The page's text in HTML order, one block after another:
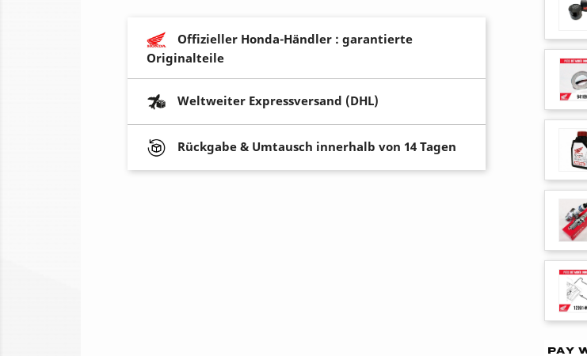
Offizieller Honda-Händler : garantierte
Originalteile
Weltweiter Expressversand (DHL)
Rückgabe & Umtausch innerhalb von 14 Tagen